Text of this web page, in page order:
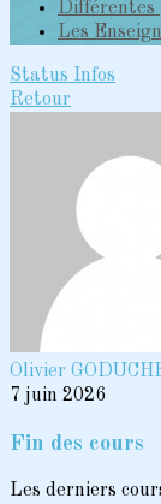
Différentes
Les
Status Infos
Retour
Olivier
7 juin 2026
Fin des cours
Les derniers